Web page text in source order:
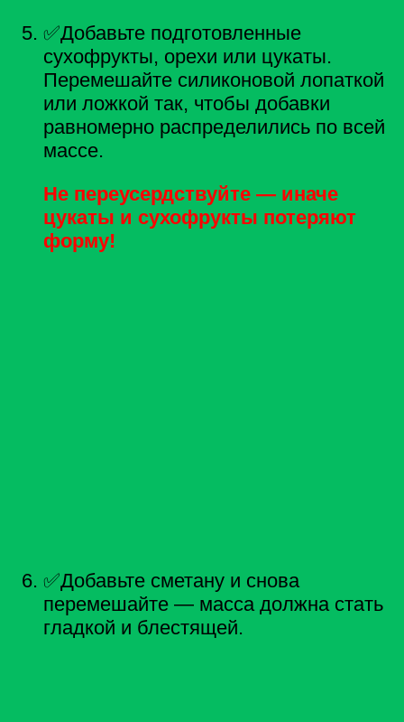
✅Добавьте подготовленные
сухофрукты, орехи или цукаты.
Перемешайте силиконовой лопаткой
или ложкой так, чтобы добавки
равномерно распределились по всей
массе.
Не переусердствуйте — иначе
цукаты и сухофрукты потеряют
форму!
✅Добавьте сметану и снова
перемешайте — масса должна стать
гладкой и блестящей.